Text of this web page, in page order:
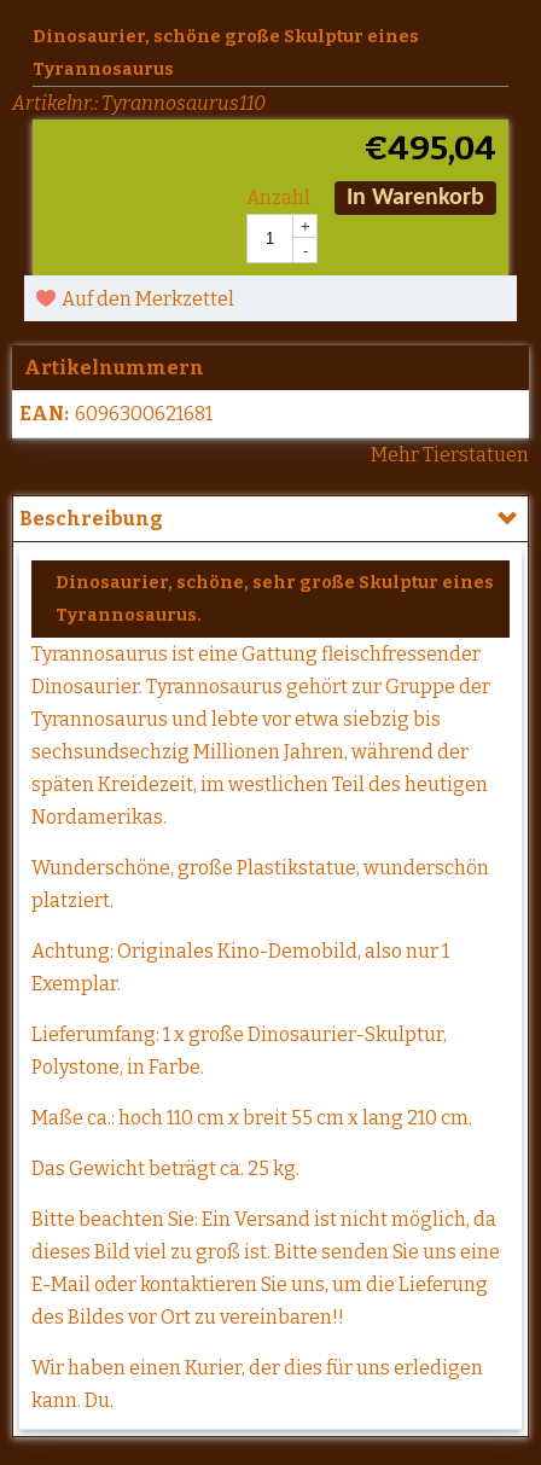
Dinosaurier, schöne große Skulptur eines
Tyrannosaurus
Artikelnr.: Tyrannosaurus110
€495,04
Anzahl
+
-
In Warenkorb
Auf den Merkzettel
Artikelnummern
EAN: 6096300621681
Mehr Tierstatuen
Beschreibung
Dinosaurier, schöne, sehr große Skulptur eines
Tyrannosaurus.
Tyrannosaurus ist eine Gattung fleischfressender
Dinosaurier. Tyrannosaurus gehört zur Gruppe der
Tyrannosaurus und lebte vor etwa siebzig bis
sechsundsechzig Millionen Jahren, während der
späten Kreidezeit, im westlichen Teil des heutigen
Nordamerikas.
Wunderschöne, große Plastikstatue, wunderschön
platziert.
Achtung: Originales Kino-Demobild, also nur 1
Exemplar.
Lieferumfang: 1 x große Dinosaurier-Skulptur,
Polystone, in Farbe.
Maße ca.: hoch 110 cm x breit 55 cm x lang 210 cm.
Das Gewicht beträgt ca. 25 kg.
Bitte beachten Sie: Ein Versand ist nicht möglich, da
dieses Bild viel zu groß ist. Bitte senden Sie uns eine
E-Mail oder kontaktieren Sie uns, um die Lieferung
des Bildes vor Ort zu vereinbaren!!
Wir haben einen Kurier, der dies für uns erledigen
kann. Du.